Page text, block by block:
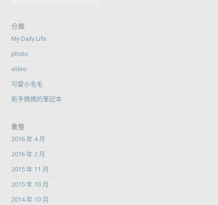
分類
My Daily Life
photo
video
可愛小毛毛
新手媽媽的筆記本
彙整
2016 年 4 月
2016 年 2 月
2015 年 11 月
2015 年 10 月
2014 年 10 月